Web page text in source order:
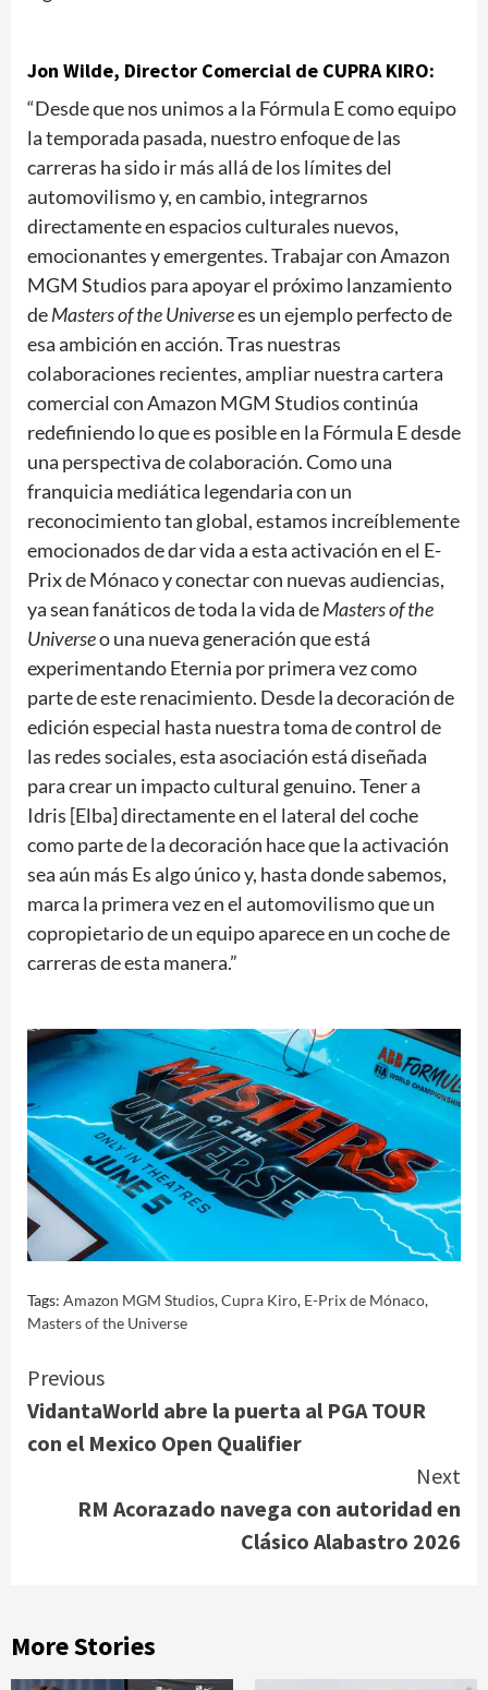
Jon Wilde, Director Comercial de CUPRA KIRO:
“Desde que nos unimos a la Fórmula E como equipo
la temporada pasada, nuestro enfoque de las
carreras ha sido ir más allá de los límites del
automovilismo y, en cambio, integrarnos
directamente en espacios culturales nuevos,
emocionantes y emergentes. Trabajar con Amazon
MGM Studios para apoyar el próximo lanzamiento
deMasters of the Universees un ejemplo perfecto de
esa ambición en acción. Tras nuestras
colaboraciones recientes, ampliar nuestra cartera
comercial con Amazon MGM Studios continúa
redefiniendo lo que es posible en la Fórmula E desde
una perspectiva de colaboración. Como una
franquicia mediática legendaria con un
reconocimiento tan global, estamos increíblemente
emocionados de dar vida a esta activación en el E-
Prix de Mónaco y conectar con nuevas audiencias,
ya sean fanáticos de toda la vida deMasters of the
Universeo una nueva generación que está
experimentando Eternia por primera vez como
parte de este renacimiento. Desde la decoración de
edición especial hasta nuestra toma de control de
las redes sociales, esta asociación está diseñada
para crear un impacto cultural genuino. Tener a
Idris [Elba] directamente en el lateral del coche
como parte de la decoración hace que la activación
sea aún más Es algo único y, hasta donde sabemos,
marca la primera vez en el automovilismo que un
copropietario de un equipo aparece en un coche de
carreras de esta manera.”
Tags: Amazon MGM Studios,Cupra Kiro, E-Prix de Mónaco,
Masters of the Universe
Continue
Reading
Previous
VidantaWorld abre la puerta al PGA TOUR
con el Mexico Open Qualifier
Next
RM Acorazado navega con autoridad en
Clásico Alabastro 2026
More Stories